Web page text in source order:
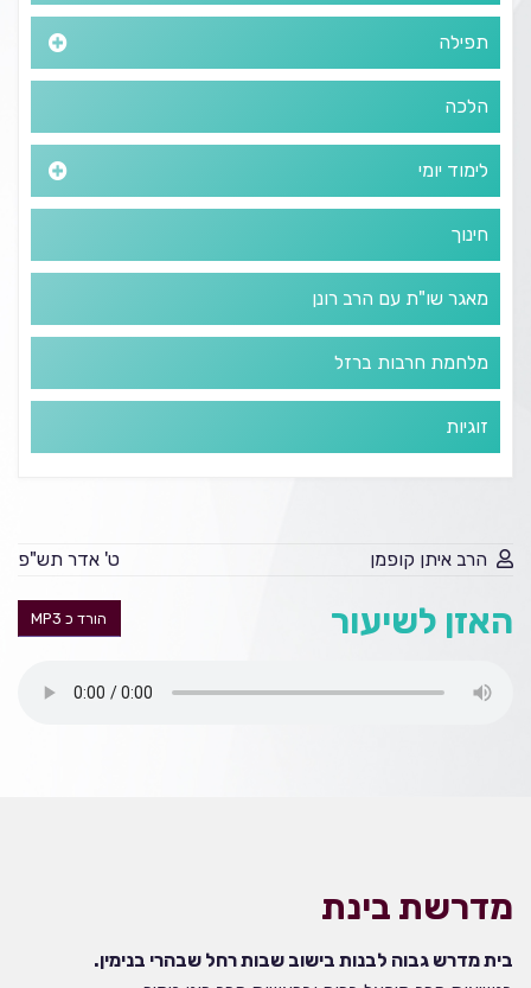
תפילה
הלכה
לימוד יומי
חינוך
מאגר שו"ת עם הרב רונן
מלחמת חרבות ברזל
זוגיות
הרב איתן קופמן ט' אדר תש"פ
הורד כ MP3 האזן לשיעור
מדרשת בינת
בית מדרש גבוה לבנות בישוב שבות רחל שבהרי בנימין.